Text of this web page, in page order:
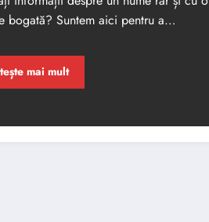
bogată? Suntem aici pentru a…
mai mult